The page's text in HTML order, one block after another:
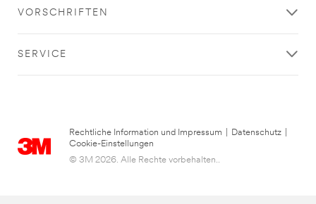
VORSCHRIFTEN
SERVICE
Rechtliche Information und Impressum Datenschutz
Cookie-Einstellungen
© 3M 2026. Alle Rechte vorbehalten..